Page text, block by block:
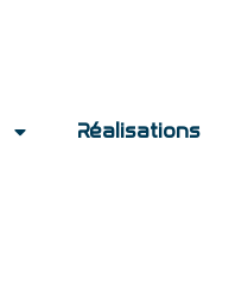
Réalisations